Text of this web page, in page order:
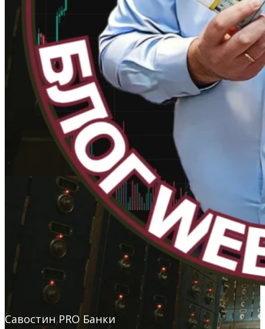
Савостин PRO Банки